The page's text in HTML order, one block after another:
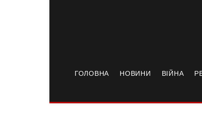
ГОЛОВНА НОВИНИ ВІЙНА